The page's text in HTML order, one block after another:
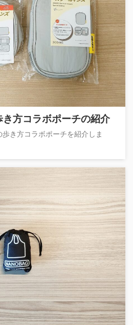
方コラボポーチの紹介
き方コラボポーチを紹介しま